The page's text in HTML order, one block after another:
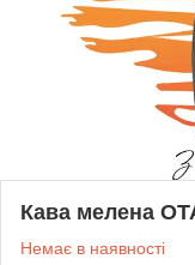
Кава мелена
Немає в наявності